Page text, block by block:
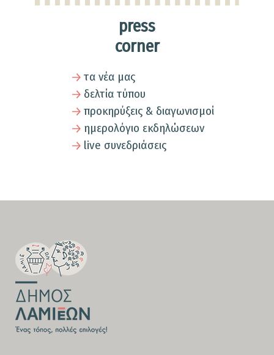
press
corner
τα νέα μας
δελτία τύπου
προκηρύξεις & διαγωνισμοί
ημερολόγιο εκδηλώσεων
live συνεδριάσεις
FOOTER-
FIRST